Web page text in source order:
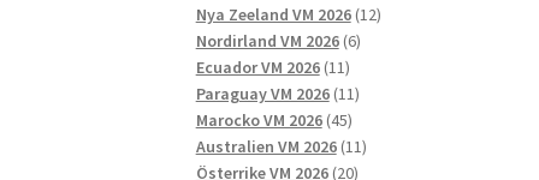
produkter
Nya Zeeland VM 2026 1212
Nordirland VM 2026 66
Ecuador VM 2026 1111
produkter
Paraguay VM 2026 1111
Marocko VM 2026 4545
produkter
Australien VM 2026 1111
Österrike VM 2026 2020